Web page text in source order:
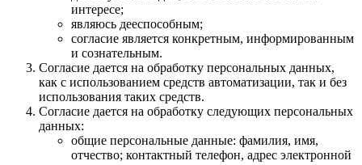
интересе;
являюсь дееспособным;
согласие является конкретным, информированным
и сознательным.
Согласие дается на обработку персональных данных,
как с использованием средств автоматизации, так и без
использования таких средств.
Согласие дается на обработку следующих персональных
данных:
общие персональные данные: фамилия, имя,
отчество; контактный телефон, адрес электронной